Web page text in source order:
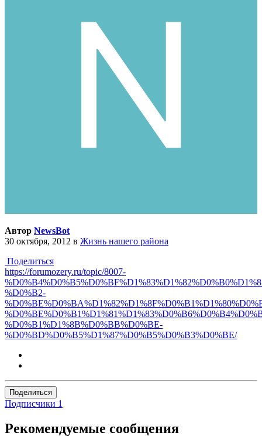
Автор NewsBot
30 октября, 2012 в Жизнь нашего района
Поделиться
https://forumozery.ru/topic/8007-
%D0%B2-
%D0%B1%D1%8B%D0%BB%D0%BE-
%D0%BD%D0%B5%D1%87%D0%B5%D0%B3%D0%BE/
Поделиться
Подписчики 1
Рекомендуемые сообщения